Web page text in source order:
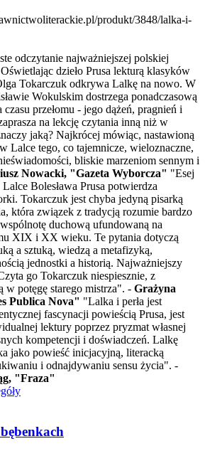
produkt/3848/lalka-i-
odczytanie najważniejszej polskiej
dzieło Prusa lekturą klasyków
Tokarczuk odkrywa Lalkę na nowo. W
Wokulskim dostrzega ponadczasową
czasu przełomu - jego dążeń, pragnień i
na lekcję czytania inną niż w
jaką? Najkrócej mówiąc, nastawioną
Lalce tego, co tajemnicze, wieloznaczne,
bliskie marzeniom sennym i
Nowacki, "Gazeta Wyborcza" "Esej
Bolesława Prusa potwierdza
Tokarczuk jest chyba jedyną pisarką
która związek z tradycją rozumie bardzo
duchową ufundowaną na
XIX i XX wieku. Te pytania dotyczą
a sztuką, wiedzą a metafizyką,
jednostki a historią. Najważniejszy
go Tokarczuk niespiesznie, z
w potęgę starego mistrza". - Grażyna
Publica Nova" "Lalka i perła jest
fascynacji powieścią Prusa, jest
lektury poprzez pryzmat własnej
kompetencji i doświadczeń. Lalkę
jako powieść inicjacyjną, literacką
i odnajdywaniu sensu życia". -
"Fraza"